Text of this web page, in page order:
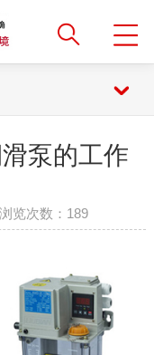
泵的工作
览次数： 189